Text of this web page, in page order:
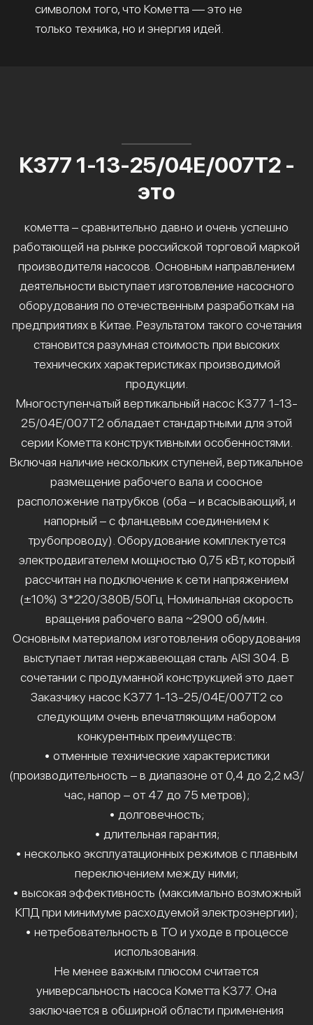
символом того, что Кометта — это не
только техника, но и энергия идей.
К377 1-13-25/04Е/007Т2 -
это
кометта – сравнительно давно и очень успешно
работающей на рынке российской торговой маркой
производителя насосов. Основным направлением
деятельности выступает изготовление насосного
оборудования по отечественным разработкам на
предприятиях в Китае. Результатом такого сочетания
становится разумная стоимость при высоких
технических характеристиках производимой
продукции.
Многоступенчатый вертикальный насос К377 1-13-
25/04Е/007Т2 обладает стандартными для этой
серии Кометта конструктивными особенностями.
Включая наличие нескольких ступеней, вертикальное
размещение рабочего вала и соосное
расположение патрубков (оба – и всасывающий, и
напорный – с фланцевым соединением к
трубопроводу). Оборудование комплектуется
электродвигателем мощностью 0,75 кВт, который
рассчитан на подключение к сети напряжением
(±10%) 3*220/380В/50Гц. Номинальная скорость
вращения рабочего вала ~2900 об/мин.
Основным материалом изготовления оборудования
выступает литая нержавеющая сталь AISI 304. В
сочетании с продуманной конструкцией это дает
Заказчику насос К377 1-13-25/04Е/007Т2 со
следующим очень впечатляющим набором
конкурентных преимуществ:
• отменные технические характеристики
(производительность – в диапазоне от 0,4 до 2,2 м3/
час, напор – от 47 до 75 метров);
• долговечность;
• длительная гарантия;
• несколько эксплуатационных режимов с плавным
переключением между ними;
• высокая эффективность (максимально возможный
КПД при минимуме расходуемой электроэнергии);
• нетребовательность в ТО и уходе в процессе
использования.
Не менее важным плюсом считается
универсальность насоса Кометта К377. Она
заключается в обширной области применения